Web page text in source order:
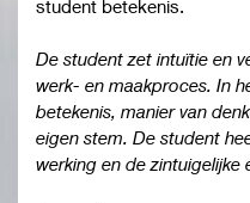
student betekenis.
De student zet intuïtie en
werk- en maakproces. In
betekenis, manier van
eigen stem. De student
werking en de